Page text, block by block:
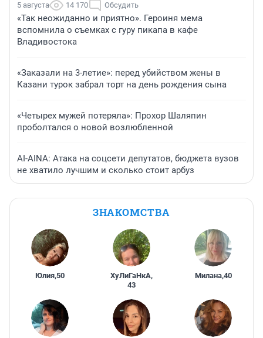
5 августа 14 170 Обсудить
«Так неожиданно и приятно». Героиня мема
вспомнила о съемках с гуру пикапа в кафе
Владивостока
«Заказали на 3-летие»: перед убийством жены в
Казани турок забрал торт на день рождения сына
«Четырех мужей потеряла»: Прохор Шаляпин
проболтался о новой возлюбленной
AI-AINA: Атака на соцсети депутатов, бюджета вузов
не хватило лучшим и сколько стоит арбуз
ЗНАКОМСТВА
Юлия,50 ХуЛиГаНкА,
43
Милана,40